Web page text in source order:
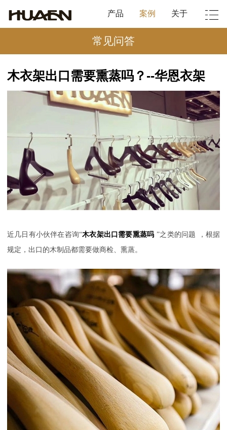
产品 案例 关于
常见问答
木衣架出口需要熏蒸吗？--华恩衣架
近几日 有小伙伴在咨询“木衣架出口需要熏蒸吗 ”之类的问题 ， 根据
规定，出口的木制品都需要做商检、熏蒸。